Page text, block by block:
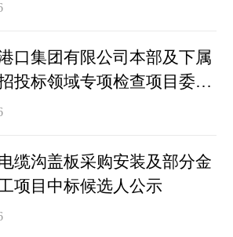
口集团有限公司本部及下属
投标领域专项检查项目委外
缆沟盖板采购安装及部分金
项目中标候选人公示